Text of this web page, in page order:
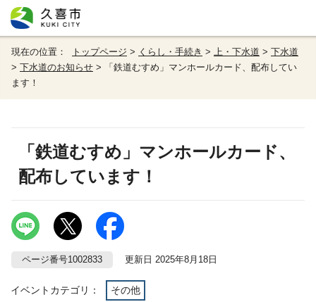
現在の位置： トップページ > くらし・手続き > 上・下水道 > 下水道
> 下水道のお知らせ > 「鉄道むすめ」マンホールカード、配布してい
ます！
「鉄道むすめ」マンホールカード、
配布しています！
ページ番号1002833 更新日 2025年8月18日
イベントカテゴリ： その他